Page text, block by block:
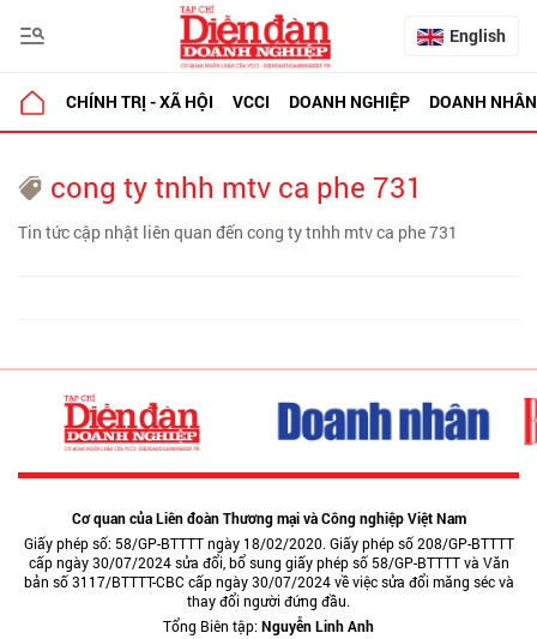
English
CHÍNH TRỊ - XÃ HỘI VCCI DOANH NGHIỆP DOANH NHÂN
cong ty tnhh mtv ca phe 731
Tin tức cập nhật liên quan đến cong ty tnhh mtv ca phe 731
Cơ quan của Liên đoàn Thương mại và Công nghiệp Việt Nam
Giấy phép số: 58/GP-BTTTT ngày 18/02/2020. Giấy phép số 208/GP-BTTTT
cấp ngày 30/07/2024 sửa đổi, bổ sung giấy phép số 58/GP-BTTTT và Văn
bản số 3117/BTTTT-CBC cấp ngày 30/07/2024 về việc sửa đổi măng séc và
thay đổi người đứng đầu.
Tổng Biên tập:Nguyễn Linh Anh